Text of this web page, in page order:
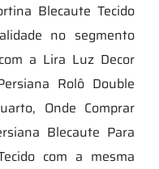
Blecaute Tecido
no segmento
a Lira Luz Decor
Rolô Double
Onde Comprar
Blecaute Para
com a mesma